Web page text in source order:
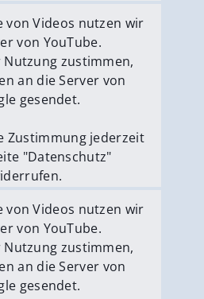
erlauben
von Videos nutzen wir
von YouTube.
Nutzung zustimmen,
an die Server von
gesendet.
Zustimmung jederzeit
"Datenschutz"
erlauben
von Videos nutzen wir
von YouTube.
Nutzung zustimmen,
an die Server von
gesendet.